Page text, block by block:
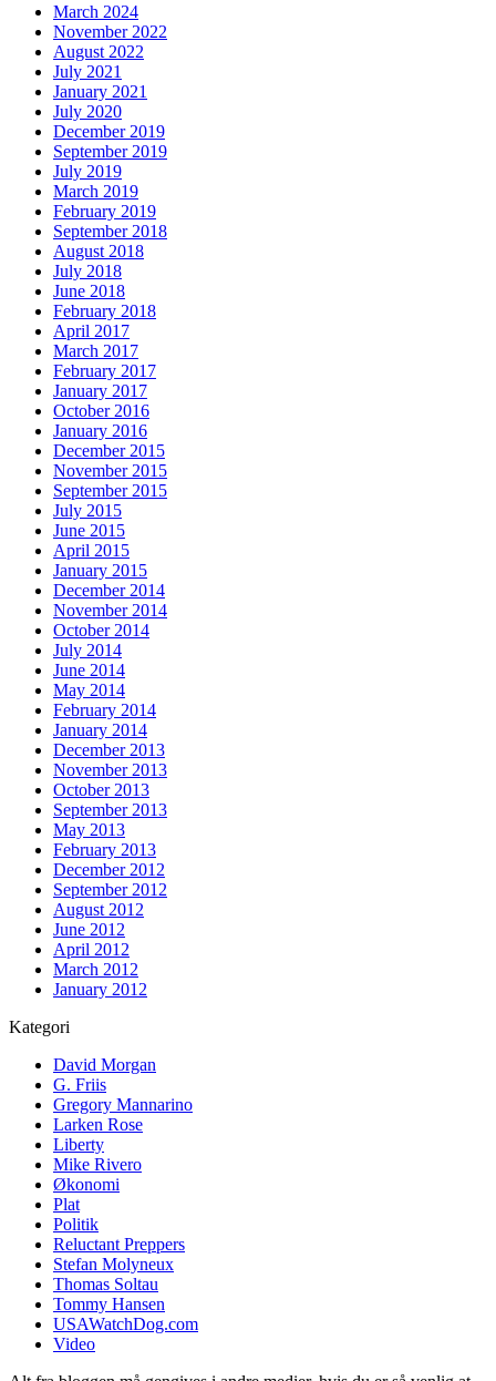
March 2024
November 2022
August 2022
July 2021
January 2021
July 2020
December 2019
September 2019
July 2019
March 2019
February 2019
September 2018
August 2018
July 2018
June 2018
February 2018
April 2017
March 2017
February 2017
January 2017
October 2016
January 2016
December 2015
November 2015
September 2015
July 2015
June 2015
April 2015
January 2015
December 2014
November 2014
October 2014
July 2014
June 2014
May 2014
February 2014
January 2014
December 2013
November 2013
October 2013
September 2013
May 2013
February 2013
December 2012
September 2012
August 2012
June 2012
April 2012
March 2012
January 2012
Kategori
David Morgan
G. Friis
Gregory Mannarino
Larken Rose
Liberty
Mike Rivero
Økonomi
Plat
Politik
Reluctant Preppers
Stefan Molyneux
Thomas Soltau
Tommy Hansen
USAWatchDog.com
Video